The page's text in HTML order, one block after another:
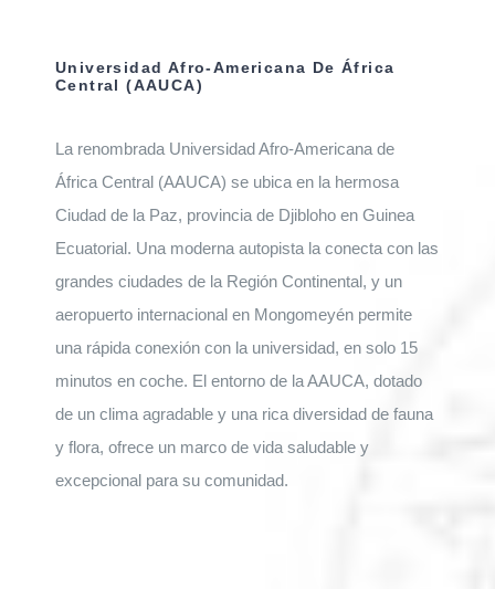
Universidad Afro-Americana De África
Central (AAUCA)
La renombrada Universidad Afro-Americana de
África Central (AAUCA) se ubica en la hermosa
Ciudad de la Paz, provincia de Djibloho en Guinea
Ecuatorial. Una moderna autopista la conecta con las
grandes ciudades de la Región Continental, y un
aeropuerto internacional en Mongomeyén permite
una rápida conexión con la universidad, en solo 15
minutos en coche. El entorno de la AAUCA, dotado
de un clima agradable y una rica diversidad de fauna
y flora, ofrece un marco de vida saludable y
excepcional para su comunidad.